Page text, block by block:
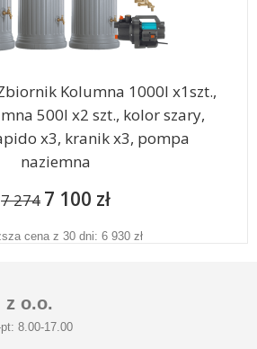
Kolumna 1000l x1szt.,
500l x2 szt., kolor szary,
x3, kranik x3, pompa
naziemna
7 274 7 100 zł
cena z 30 dni: 6 930 zł
z o.o.
8.00-17.00